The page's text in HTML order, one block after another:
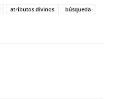
atributos divinos
búsqueda